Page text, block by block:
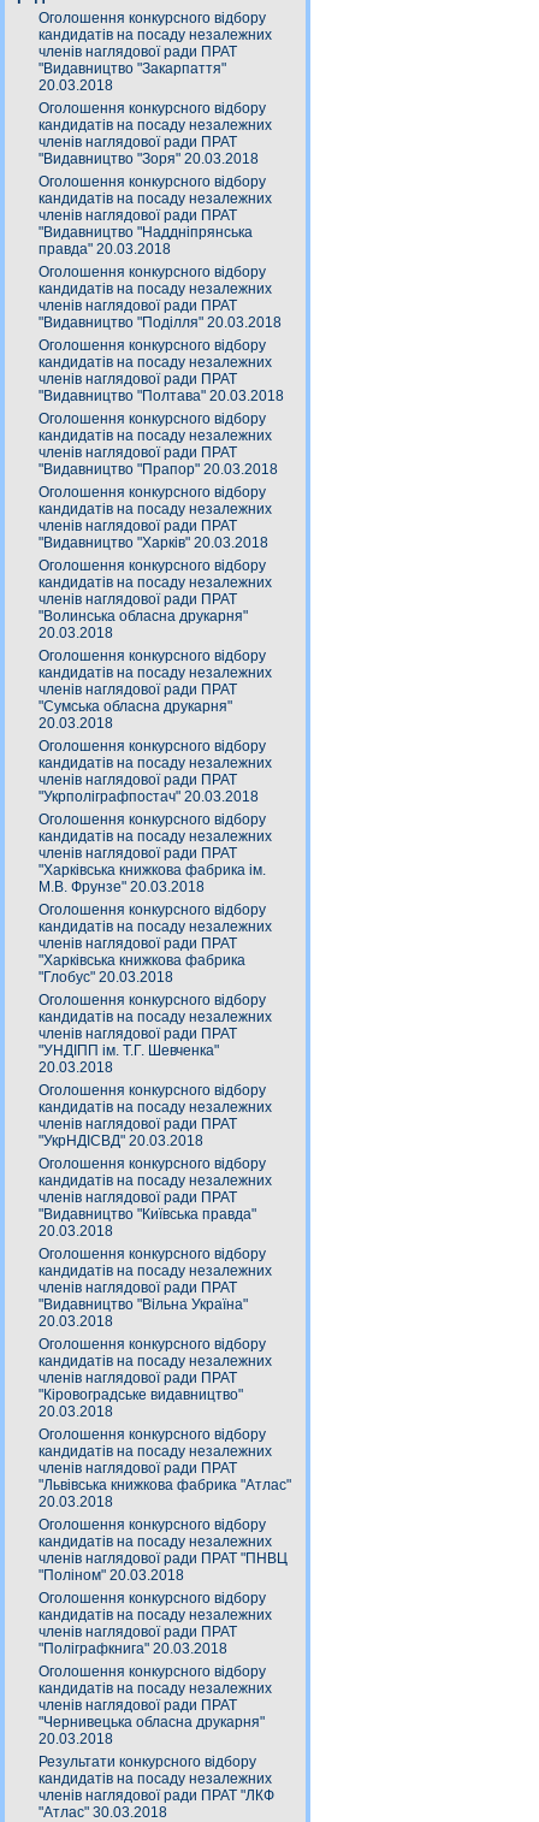
Оголошення конкурсного відбору
кандидатів на посаду незалежних
членів наглядової ради ПРАТ
"Видавництво "Закарпаття"
20.03.2018
Оголошення конкурсного відбору
кандидатів на посаду незалежних
членів наглядової ради ПРАТ
"Видавництво "Зоря" 20.03.2018
Оголошення конкурсного відбору
кандидатів на посаду незалежних
членів наглядової ради ПРАТ
"Видавництво "Наддніпрянська
правда" 20.03.2018
Оголошення конкурсного відбору
кандидатів на посаду незалежних
членів наглядової ради ПРАТ
"Видавництво "Поділля" 20.03.2018
Оголошення конкурсного відбору
кандидатів на посаду незалежних
членів наглядової ради ПРАТ
"Видавництво "Полтава" 20.03.2018
Оголошення конкурсного відбору
кандидатів на посаду незалежних
членів наглядової ради ПРАТ
"Видавництво "Прапор" 20.03.2018
Оголошення конкурсного відбору
кандидатів на посаду незалежних
членів наглядової ради ПРАТ
"Видавництво "Харків" 20.03.2018
Оголошення конкурсного відбору
кандидатів на посаду незалежних
членів наглядової ради ПРАТ
"Волинська обласна друкарня"
20.03.2018
Оголошення конкурсного відбору
кандидатів на посаду незалежних
членів наглядової ради ПРАТ
"Сумська обласна друкарня"
20.03.2018
Оголошення конкурсного відбору
кандидатів на посаду незалежних
членів наглядової ради ПРАТ
"Укрполіграфпостач" 20.03.2018
Оголошення конкурсного відбору
кандидатів на посаду незалежних
членів наглядової ради ПРАТ
"Харківська книжкова фабрика ім.
М.В. Фрунзе" 20.03.2018
Оголошення конкурсного відбору
кандидатів на посаду незалежних
членів наглядової ради ПРАТ
"Харківська книжкова фабрика
"Глобус" 20.03.2018
Оголошення конкурсного відбору
кандидатів на посаду незалежних
членів наглядової ради ПРАТ
"УНДІПП ім. Т.Г. Шевченка"
20.03.2018
Оголошення конкурсного відбору
кандидатів на посаду незалежних
членів наглядової ради ПРАТ
"УкрНДІСВД" 20.03.2018
Оголошення конкурсного відбору
кандидатів на посаду незалежних
членів наглядової ради ПРАТ
"Видавництво "Київська правда"
20.03.2018
Оголошення конкурсного відбору
кандидатів на посаду незалежних
членів наглядової ради ПРАТ
"Видавництво "Вільна Україна"
20.03.2018
Оголошення конкурсного відбору
кандидатів на посаду незалежних
членів наглядової ради ПРАТ
"Кіровоградське видавництво"
20.03.2018
Оголошення конкурсного відбору
кандидатів на посаду незалежних
членів наглядової ради ПРАТ
"Львівська книжкова фабрика "Атлас"
20.03.2018
Оголошення конкурсного відбору
кандидатів на посаду незалежних
членів наглядової ради ПРАТ "ПНВЦ
"Поліном" 20.03.2018
Оголошення конкурсного відбору
кандидатів на посаду незалежних
членів наглядової ради ПРАТ
"Поліграфкнига" 20.03.2018
Оголошення конкурсного відбору
кандидатів на посаду незалежних
членів наглядової ради ПРАТ
"Чернивецька обласна друкарня"
20.03.2018
Результати конкурсного відбору
кандидатів на посаду незалежних
членів наглядової ради ПРАТ "ЛКФ
"Атлас" 30.03.2018